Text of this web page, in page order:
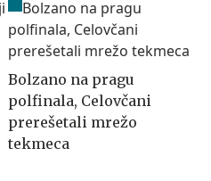
Bolzano na pragu
polfinala, Celovčani
prerešetali mrežo
tekmeca